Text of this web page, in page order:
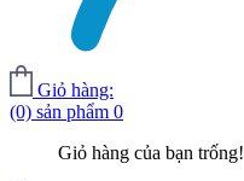
Giỏ hàng:
(0) sản phẩm 0
Giỏ hàng của bạn trống!